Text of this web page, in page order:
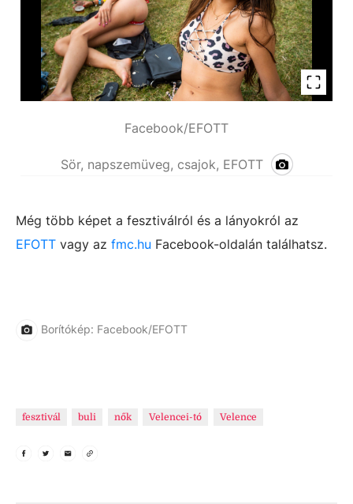
Facebook/EFOTT
Sör, napszemüveg, csajok, EFOTT
Még több képet a fesztiválról és a lányokról az
EFOTT vagy az fmc.hu Facebook-oldalán találhatsz.
Borítókép: Facebook/EFOTT
fesztivál buli nők Velencei-tó Velence